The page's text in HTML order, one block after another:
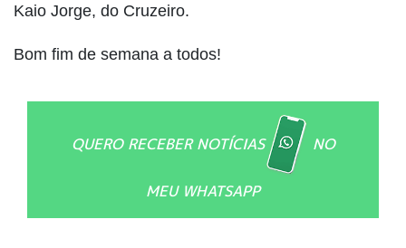
Kaio Jorge, do Cruzeiro.
Bom fim de semana a todos!
QUERO RECEBER NOTÍCIAS NO
MEU WHATSAPP